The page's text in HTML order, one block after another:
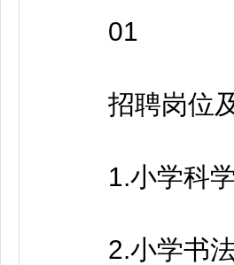
01
招聘岗位
1.小学科学
2.小学书法